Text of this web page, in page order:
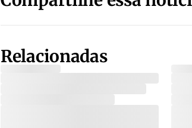
Relacionadas